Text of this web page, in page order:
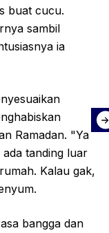
buat cucu.
sambil
ia
Ramadan. "Ya
tanding luar
Kalau gak,
bangga dan